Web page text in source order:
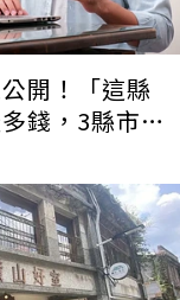
開！「這縣
錢，3縣市最